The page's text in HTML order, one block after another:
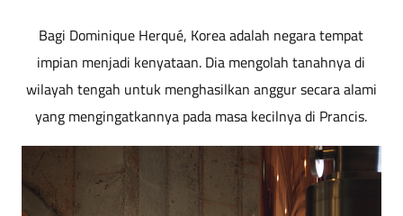
Bagi Dominique Herqué, Korea adalah negara tempat
impian menjadi kenyataan. Dia mengolah tanahnya di
wilayah tengah untuk menghasilkan anggur secara alami
yang mengingatkannya pada masa kecilnya di Prancis.